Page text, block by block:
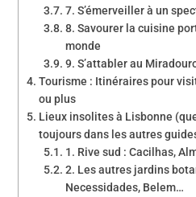
7. S’émerveiller à un
8. Savourer la cuisine
monde
9. S’attabler au
Tourisme : Itinéraires pour
ou plus
Lieux insolites à Lisbonne
toujours dans les autres
1. Rive sud : Cacilhas,
2. Les autres jardins
Necessidades, Belem…